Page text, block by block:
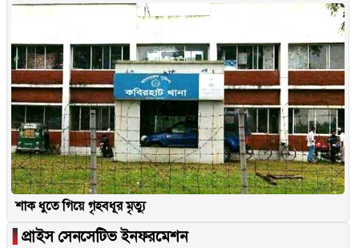
শাক ধুতে গিয়ে গৃহবধূর মৃত্যু
▐ প্রাইস সেনসেটিভ ইনফরমেশন